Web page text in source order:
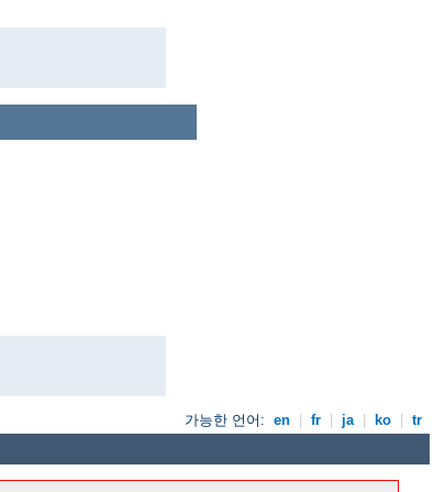
가능한 언어: en | fr | ja | ko | tr